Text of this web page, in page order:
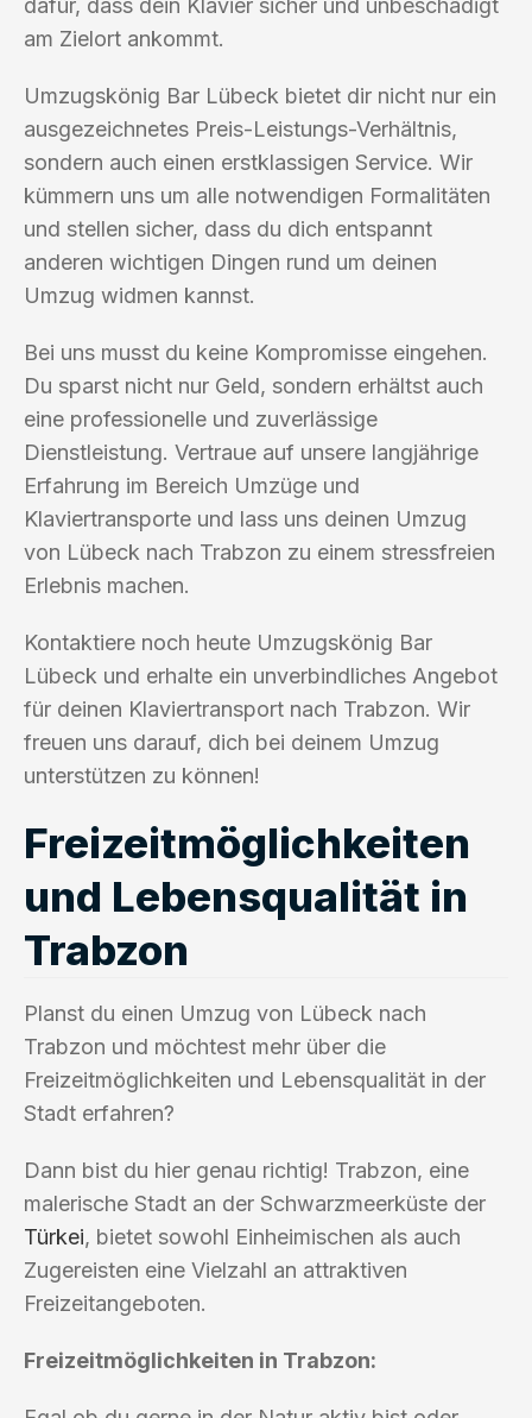
dafür, dass dein Klavier sicher und unbeschädigt
am Zielort ankommt.
Umzugskönig Bar Lübeck bietet dir nicht nur ein
ausgezeichnetes Preis-Leistungs-Verhältnis,
sondern auch einen erstklassigen Service. Wir
kümmern uns um alle notwendigen Formalitäten
und stellen sicher, dass du dich entspannt
anderen wichtigen Dingen rund um deinen
Umzug widmen kannst.
Bei uns musst du keine Kompromisse eingehen.
Du sparst nicht nur Geld, sondern erhältst auch
eine professionelle und zuverlässige
Dienstleistung. Vertraue auf unsere langjährige
Erfahrung im Bereich Umzüge und
Klaviertransporte und lass uns deinen Umzug
von Lübeck nach Trabzon zu einem stressfreien
Erlebnis machen.
Kontaktiere noch heute Umzugskönig Bar
Lübeck und erhalte ein unverbindliches Angebot
für deinen Klaviertransport nach Trabzon. Wir
freuen uns darauf, dich bei deinem Umzug
unterstützen zu können!
Freizeitmöglichkeiten
und Lebensqualität in
Trabzon
Planst du einen Umzug von Lübeck nach
Trabzon und möchtest mehr über die
Freizeitmöglichkeiten und Lebensqualität in der
Stadt erfahren?
Dann bist du hier genau richtig! Trabzon, eine
malerische Stadt an der Schwarzmeerküste der
Türkei, bietet sowohl Einheimischen als auch
Zugereisten eine Vielzahl an attraktiven
Freizeitangeboten.
Freizeitmöglichkeiten in Trabzon: